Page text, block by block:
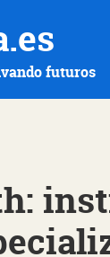
futuros